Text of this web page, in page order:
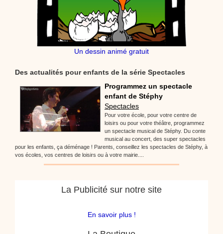
Un dessin animé gratuit
Des actualités pour enfants de la série Spectacles
Programmez un spectacle
enfant de Stéphy
Spectacles
Pour votre école, pour votre centre de
loisirs ou pour votre théâtre, programmez
un spectacle musical de Stéphy. Du conte
musical au concert, des super spectacles
pour les enfants, ça déménage ! Parents, conseillez les spectacles de Stéphy, à
vos écoles, vos centres de loisirs ou à votre mairie....
La Publicité sur notre site
En savoir plus !